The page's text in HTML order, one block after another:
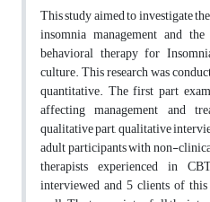
This study aimed to investigate
insomnia management and
behavioral therapy for
culture. This research was
quantitative. The first part
affecting management and
qualitative part, qualitative
adult participants with non-
therapists experienced in
interviewed and 5 clients of